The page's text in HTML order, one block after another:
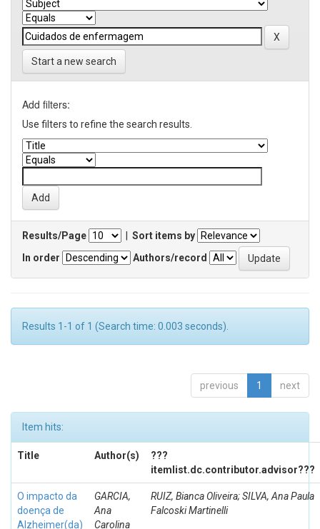
Start a new search
Add filters:
Use filters to refine the search results.
Results/Page
Sort items by
In order
Authors/record
Results 1-1 of 1 (Search time: 0.003 seconds).
previous 1 next
Item hits:
Title Author(s)
???
itemlist.dc.contributor.advisor???
O impacto da
doença de
Alzheimer(da)
GARCIA,
Ana
Carolina
RUIZ, Bianca Oliveira; SILVA, Ana Paula
Falcoski Martinelli